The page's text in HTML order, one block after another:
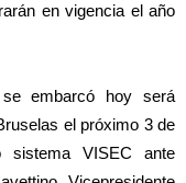
en vigencia el año
embarcó hoy será
el próximo 3 de
sistema VISEC ante